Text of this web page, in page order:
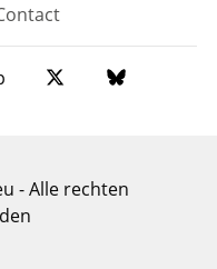
- Alle rechten